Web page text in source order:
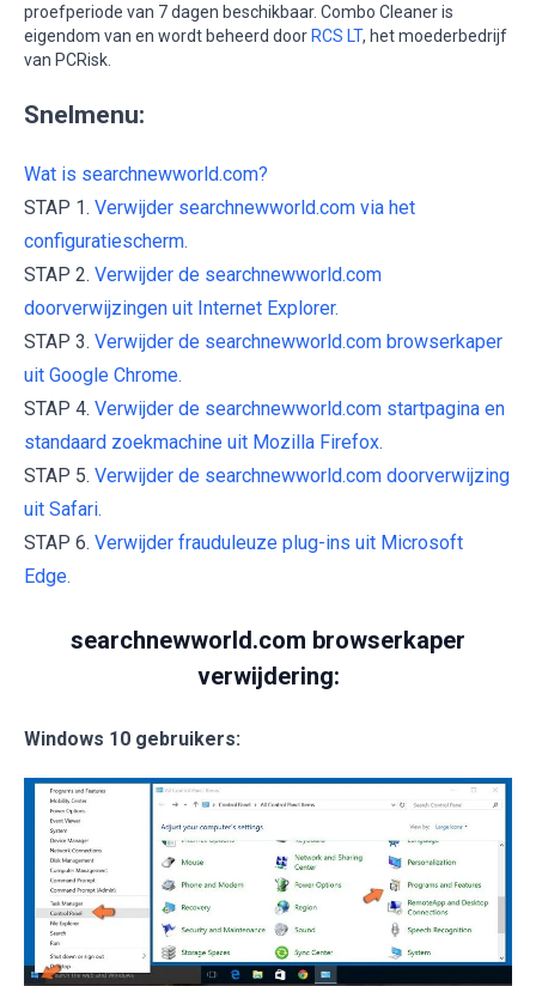
proefperiode van 7 dagen beschikbaar. Combo Cleaner is
eigendom van en wordt beheerd door RCS LT, het moederbedrijf
van PCRisk.
Snelmenu:
Wat is searchnewworld.com?
STAP 1. Verwijder searchnewworld.com via het
configuratiescherm.
STAP 2. Verwijder de searchnewworld.com
doorverwijzingen uit Internet Explorer.
STAP 3. Verwijder de searchnewworld.com browserkaper
uit Google Chrome.
STAP 4. Verwijder de searchnewworld.com startpagina en
standaard zoekmachine uit Mozilla Firefox.
STAP 5. Verwijder de searchnewworld.com doorverwijzing
uit Safari.
STAP 6. Verwijder frauduleuze plug-ins uit Microsoft
Edge.
searchnewworld.com browserkaper
verwijdering:
Windows 10 gebruikers: